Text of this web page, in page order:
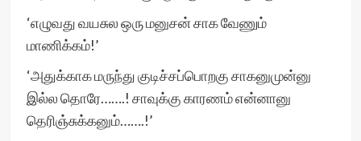
‘எழுவது வயசுல ஒரு மனுசன் சாக வேணும்
மாணிக்கம்!’
‘அதுக்காக மருந்து குடிச்சப்பொறகு சாகனுமுன்னு
இல்ல தொரே…….! சாவுக்கு காரணம் என்னானு
தெரிஞ்சுக்கனும்…….!’